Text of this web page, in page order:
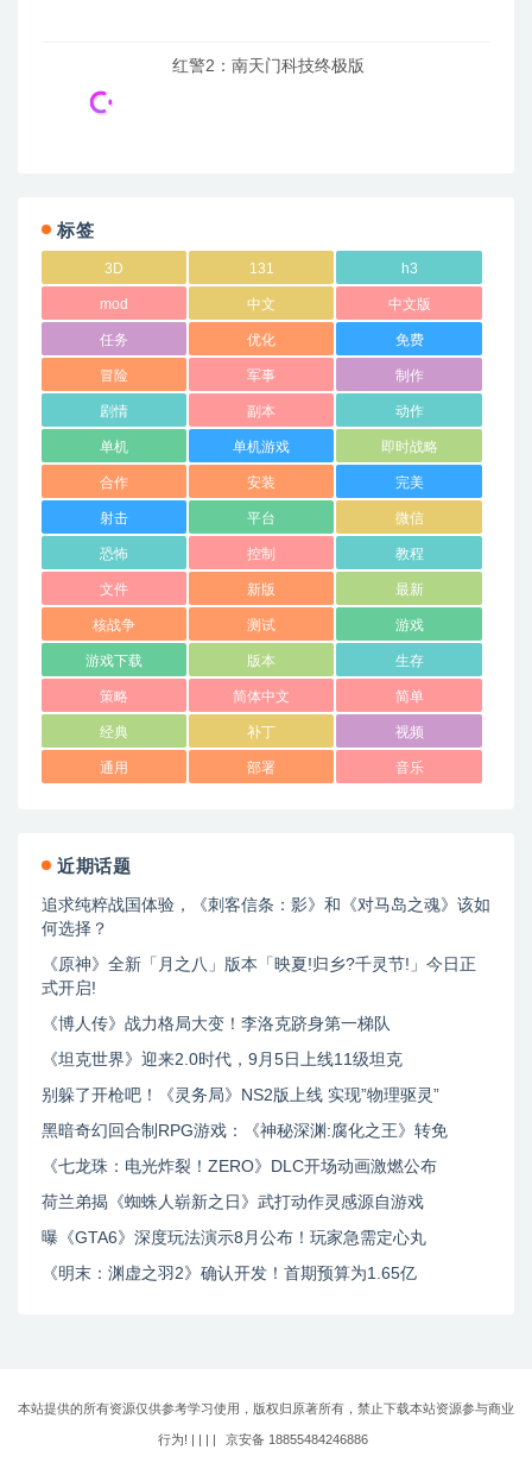
红警2：南天门科技终极版
标签
3D 131 h3
mod 中文 中文版
任务 优化 免费
冒险 军事 制作
剧情 副本 动作
单机 单机游戏 即时战略
合作 安装 完美
射击 平台 微信
恐怖 控制 教程
文件 新版 最新
核战争 测试 游戏
游戏下载 版本 生存
策略 简体中文 简单
经典 补丁 视频
通用 部署 音乐
近期话题
追求纯粹战国体验，《刺客信条：影》和《对马岛之魂》该如
何选择？
《原神》全新「月之八」版本「映夏!归乡?千灵节!」今日正
式开启!
《博人传》战力格局大变！李洛克跻身第一梯队
《坦克世界》迎来2.0时代，9月5日上线11级坦克
别躲了开枪吧！《灵务局》NS2版上线 实现”物理驱灵”
黑暗奇幻回合制RPG游戏：《神秘深渊:腐化之王》转免
《七龙珠：电光炸裂！ZERO》DLC开场动画激燃公布
荷兰弟揭《蜘蛛人崭新之日》武打动作灵感源自游戏
曝《GTA6》深度玩法演示8月公布！玩家急需定心丸
《明末：渊虚之羽2》确认开发！首期预算为1.65亿
本站提供的所有资源仅供参考学习使用，版权归原著所有，禁止下载本站资源参与商业
行为! | | | | 京安备 18855484246886